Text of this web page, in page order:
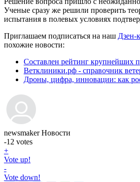
Ученые сразу же решили проверить
испытания в полевых условиях
Приглашаем подписаться на наш Дзен-
похожие новости:
Составлен рейтинг крупнейших
Ветклиники.рф - справочник
Дроны, цифра, инновации: как
newsmaker Новости
-12 votes
+
Vote up!
-
Vote down!